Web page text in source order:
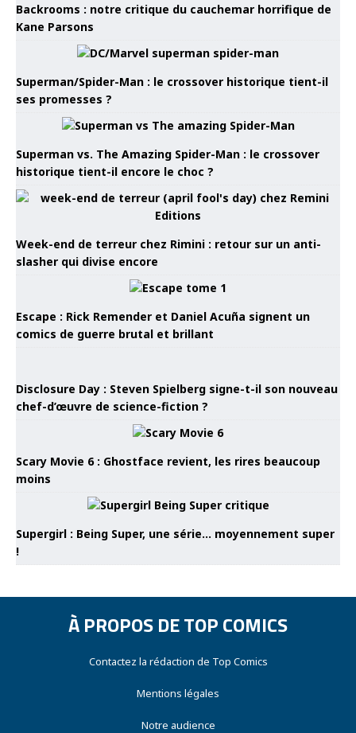
Backrooms : notre critique du cauchemar horrifique de
Kane Parsons
Superman/Spider-Man : le crossover historique tient-il
ses promesses ?
Superman vs. The Amazing Spider-Man : le crossover
historique tient-il encore le choc ?
Week-end de terreur chez Rimini : retour sur un anti-
slasher qui divise encore
Escape : Rick Remender et Daniel Acuña signent un
comics de guerre brutal et brillant
Disclosure Day : Steven Spielberg signe-t-il son nouveau
chef-d’œuvre de science-fiction ?
Scary Movie 6 : Ghostface revient, les rires beaucoup
moins
Supergirl : Being Super, une série… moyennement super
!
À PROPOS DE TOP COMICS
Contactez la rédaction de Top Comics
Mentions légales
Notre audience